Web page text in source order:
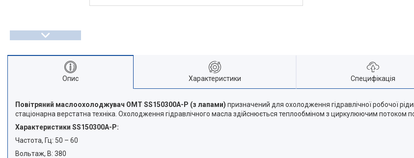
Опис Характеристики Специфікація
Повітряний маслоохолоджувач OMT SS150300A-P (з лапами) призначений для охолодження гідравлічної робочої
стаціонарна верстатна техніка. Охолодження гідравлічного масла здійснюється теплообміном з циркулюючим потоком
Характеристики SS150300A-P:
Частота, Гц: 50 – 60
Вольтаж, B: 380